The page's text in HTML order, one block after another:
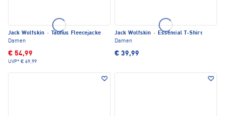
Jack Wolfskin ·
Taunus Fleecejacke
Damen
€ 54,99
UVP* € 69,99
Jack Wolfskin · Essential T-Shirt
Damen
€ 39,99